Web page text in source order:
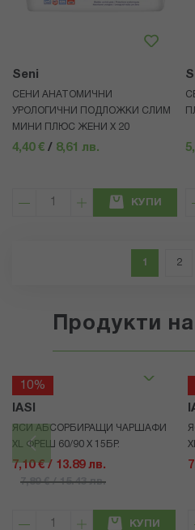
Seni
СЕНИ АНАТОМИЧНИ
УРОЛОГИЧНИ ПОДЛОЖКИ СЛИМ
МИНИ ПЛЮС ЖЕНИ Х 20
4,40 € / 8,61 лв.
КУПИ
В
1 2
Продукти
10%
IASI
ЯСИ АБСОРБИРАЩИ ЧАРШАФИ
XL ФРЕШ 60/90 Х 15БР.
7,10 € / 13.89 лв.
7,89 € / 15.43 лв.
КУПИ